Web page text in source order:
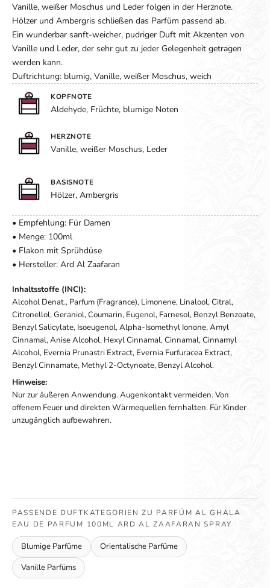
Vanille, weißer Moschus und Leder folgen in der Herznote.
Hölzer und Ambergris schließen das Parfüm passend ab.
Ein wunderbar sanft-weicher, pudriger Duft mit Akzenten von
Vanille und Leder, der sehr gut zu jeder Gelegenheit getragen
werden kann.
Duftrichtung: blumig, Vanille, weißer Moschus, weich
KOPFNOTE
Aldehyde, Früchte, blumige Noten
HERZNOTE
Vanille, weißer Moschus, Leder
BASISNOTE
Hölzer, Ambergris
• Empfehlung: Für Damen
• Menge: 100ml
• Flakon mit Sprühdüse
• Hersteller: Ard Al Zaafaran
Inhaltsstoffe (INCI):
Alcohol Denat., Parfum (Fragrance), Limonene, Linalool, Citral,
Citronellol, Geraniol, Coumarin, Eugenol, Farnesol, Benzyl Benzoate,
Benzyl Salicylate, Isoeugenol, Alpha-Isomethyl Ionone, Amyl
Cinnamal, Anise Alcohol, Hexyl Cinnamal, Cinnamal, Cinnamyl
Alcohol, Evernia Prunastri Extract, Evernia Furfuracea Extract,
Benzyl Cinnamate, Methyl 2-Octynoate, Benzyl Alcohol.
Hinweise:
Nur zur äußeren Anwendung. Augenkontakt vermeiden. Von
offenem Feuer und direkten Wärmequellen fernhalten. Für Kinder
unzugänglich aufbewahren.
PASSENDE DUFTKATEGORIEN ZU PARFÜM AL GHALA
EAU DE PARFUM 100ML ARD AL ZAAFARAN SPRAY
Blumige Parfüme
Orientalische Parfüme
Vanille Parfüms